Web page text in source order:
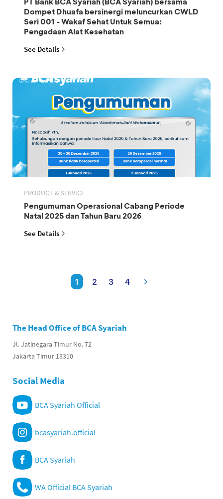
Dompet Dhuafa bersinergi meluncurkan CWLD
Seri 001 - Wakaf Sehat Untuk Semua:
Pengadaan Alat Kesehatan
See Details
PRODUCT & SERVICE
Pengumuman Operasional Cabang Periode
Natal 2025 dan Tahun Baru 2026
See Details
1 2 3 4
The Head Office of BCA Syariah
Jl. Jatinegara Timur No. 72
Jakarta Timur 13310
Social Media
BCA Syariah Official
bcasyariah.official
BCA Syariah
WA Official BCA Syariah